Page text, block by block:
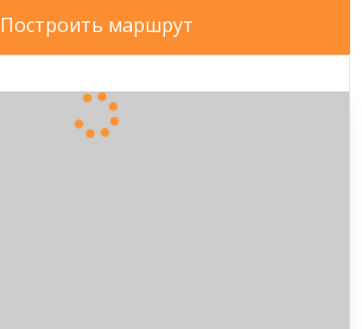
Построить маршрут